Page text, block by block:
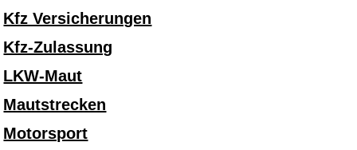
Kfz Versicherungen
Kfz-Zulassung
LKW-Maut
Mautstrecken
Motorsport